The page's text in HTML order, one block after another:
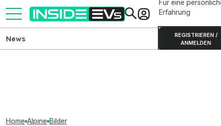
Für eine
Erfahrung
REGISTRIEREN /
ANMELDEN
News
Home Alpine Bilder